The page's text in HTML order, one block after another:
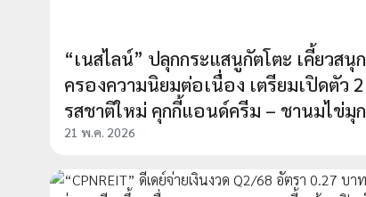
“เนสไลน์” ปลุกกระแสนูกัตโตะ เคี้ยวสนุก
ครองความนิยมต่อเนื่อง เตรียมเปิดตัว 2
รสชาติใหม่ คุกกี้แอนด์ครีม – ชานมไข่มุก
21 พ.ค. 2026